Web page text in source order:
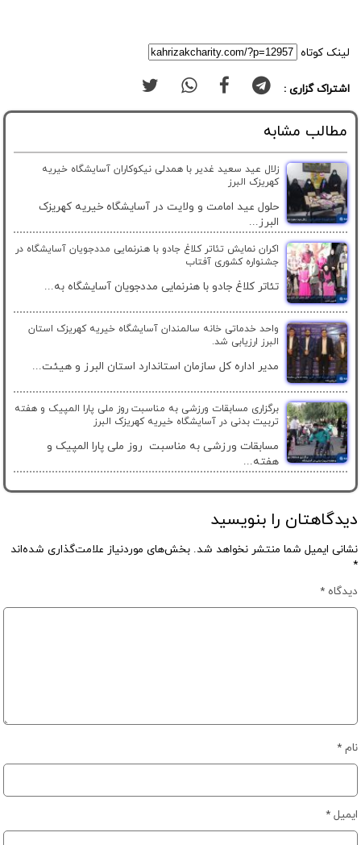
لینک کوتاه
اشتراک گزاری :
مطالب مشابه
زلال عید سعید غدیر با همدلی نیکوکاران آسایشگاه خیریه
کهریزک البرز
حلول عید امامت و ولایت در آسایشگاه خیریه کهریزک
البرز...
اکران نمایش تئاتر کلاغ جادو با هنرنمایی مددجویان آسایشگاه در
جشنواره کشوری آفتاب
تئاتر کلاغ جادو با هنرنمایی مددجویان آسایشگاه به...
واحد خدماتی خانه سالمندان آسایشگاه خیریه کهریزک استان
البرز ارزیابی شد.
مدیر اداره کل سازمان استاندارد استان البرز و هیئت...
برگزاری مسابقات ورزشی به مناسبت روز ملی پارا المپیک و هفته
تربیت بدنی در آسایشگاه خیریه کهریزک البرز
مسابقات ورزشی به مناسبت روز ملی پارا المپیک و
هفته...
دیدگاهتان را بنویسید
نشانی ایمیل شما منتشر نخواهد شد. بخش‌های موردنیاز علامت‌گذاری شده‌اند
*
دیدگاه*
نام*
ایمیل*